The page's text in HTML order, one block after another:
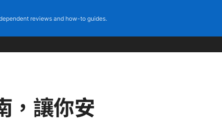
reviews and how-to guides.
，讓你安